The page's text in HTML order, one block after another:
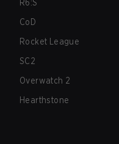
R6:S
CoD
Rocket League
SC2
Overwatch 2
Hearthstone